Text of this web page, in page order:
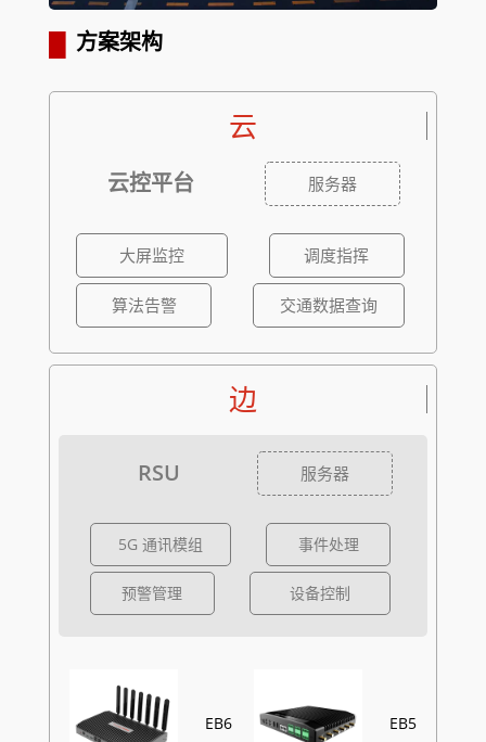
方案架构
云
云控平台 服务器
大屏监控 调度指挥
算法告警 交通数据查询
边
RSU 服务器
5G 通讯模组 事件处理
预警管理 设备控制
EB6 EB5